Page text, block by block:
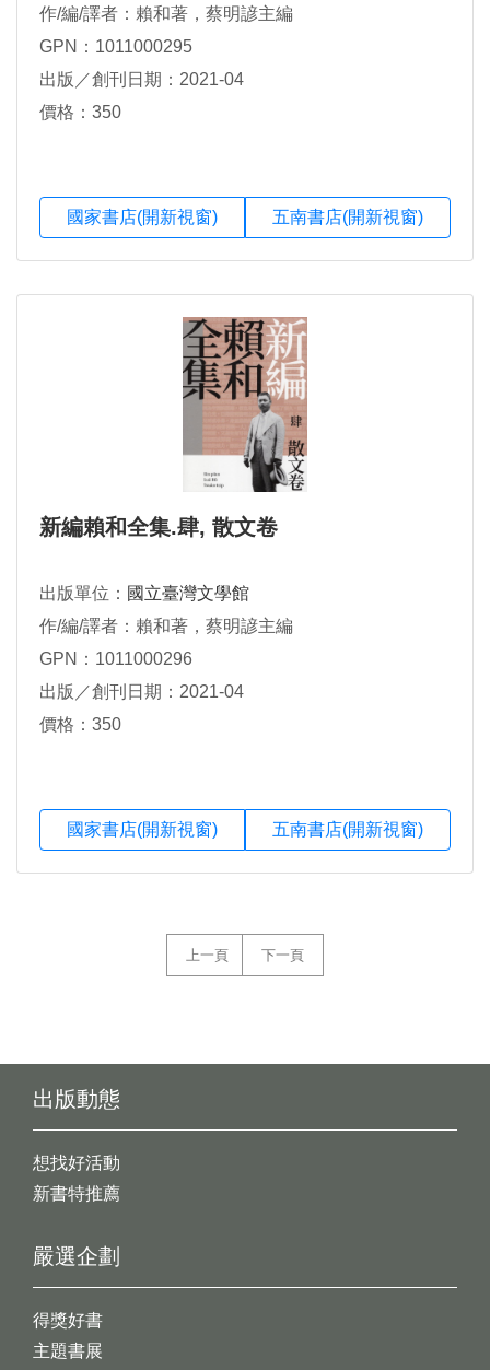
作/編/譯者：賴和著，蔡明諺主編
GPN：1011000295
出版／創刊日期：2021-04
價格：350
國家書店(開新視窗) 五南書店(開新視窗)
新編賴和全集.肆, 散文卷
出版單位： 國立臺灣文學館
作/編/譯者：賴和著，蔡明諺主編
GPN：1011000296
出版／創刊日期：2021-04
價格：350
國家書店(開新視窗) 五南書店(開新視窗)
上一頁 下一頁
出版動態
想找好活動
新書特推薦
嚴選企劃
得獎好書
主題書展